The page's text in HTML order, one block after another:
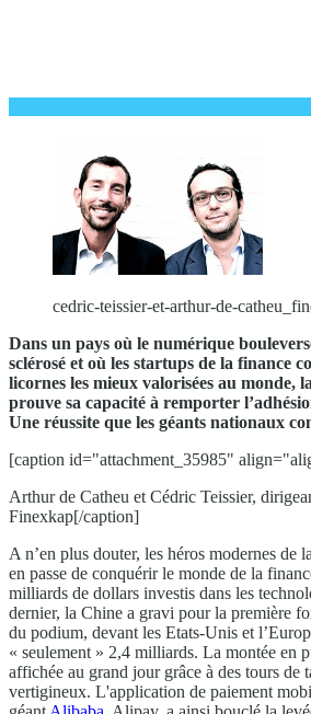
cedric-teissier-et-arthur-de-
Dans un pays où le numérique
sclérosé et où les startups de la finance
licornes les mieux valorisées au monde,
prouve sa capacité à remporter
Une réussite que les géants nationaux
[caption id="attachment_35985"
Arthur de Catheu et Cédric Teissier,
Finexkap[/caption]
A n’en plus douter, les héros modernes de
en passe de conquérir le monde de la
milliards de dollars investis dans les
dernier, la Chine a gravi pour la première
du podium, devant les Etats-Unis et
« seulement » 2,4 milliards. La montée en
affichée au grand jour grâce à des tours de
vertigineux. L'application de paiement